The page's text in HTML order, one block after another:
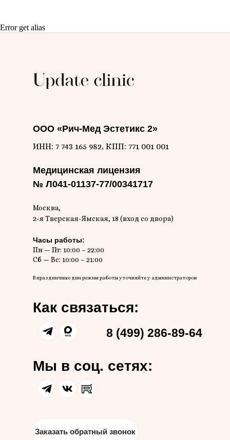
Error get alias
ООО «Рич-Мед Эстетикс 2»
ИНН: 7 743 165 982, КПП: 771 001 001
Медицинская лицензия
№ Л041-01137-77/00341717
Москва,
2-я Тверская-Ямская, 18 (вход со двора)
8 (499) 286-89-64
Мы в соц. сетях:
Как связаться:
Заказать обратный звонок
Часы работы:
Пн — Пт: 10:00 – 22:00
Сб — Вс: 10:00 – 21:00
В праздничные дни режим работы уточняйте у администраторов